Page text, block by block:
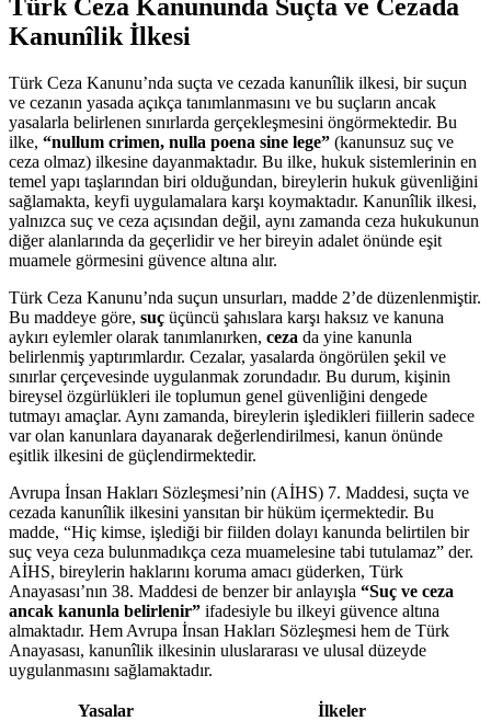
Türk​ Ceza Kanununda Suçta ve Cezada
Kanunîlik İlkesi
Türk Ceza Kanunu’nda suçta ve cezada kanunîlik ilkesi, bir ‌suçun
ve ⁣cezanın yasada açıkça​ tanımlanmasını ve bu suçların ancak
yasalarla belirlenen ⁢sınırlarda gerçekleşmesini öngörmektedir. Bu
ilke, “nullum ‍crimen, nulla​ poena⁢ sine​ lege” (kanunsuz suç⁢ ve
⁤ceza olmaz)⁤ ilkesine dayanmaktadır. Bu ilke, hukuk sistemlerinin ⁣en
⁤temel yapı taşlarından biri olduğundan, bireylerin hukuk güvenliğini
‌sağlamakta,⁢ keyfi uygulamalara karşı koymaktadır. Kanunîlik‌ ilkesi,
yalnızca suç ve ceza açısından değil, ⁤aynı zamanda ceza hukukunun
diğer alanlarında‌ da geçerlidir ve her bireyin ​adalet önünde eşit
‍muamele görmesini güvence altına alır.
Türk Ceza ‍Kanunu’nda suçun ⁢unsurları, madde 2’de ⁤düzenlenmiştir.
Bu maddeye göre, suç üçüncü şahıslara karşı haksız ve kanuna
aykırı eylemler olarak tanımlanırken, ceza da yine kanunla
⁣belirlenmiş yaptırımlardır. Cezalar, yasalarda öngörülen şekil ve
sınırlar çerçevesinde uygulanmak zorundadır. Bu durum, kişinin
⁤bireysel özgürlükleri⁢ ile toplumun genel güvenliğini dengede
tutmayı amaçlar. Aynı zamanda, bireylerin işledikleri fiillerin sadece
var olan kanunlara dayanarak değerlendirilmesi, kanun ‌önünde
eşitlik ilkesini de güçlendirmektedir.
Avrupa İnsan Hakları Sözleşmesi’nin (AİHS) 7. Maddesi, ⁢suçta ve
cezada kanunîlik ilkesini ‌yansıtan bir hüküm içermektedir. ⁢Bu
madde, “Hiç kimse, işlediği bir fiilden dolayı kanunda belirtilen bir
suç veya ceza⁤ bulunmadıkça ⁢ceza muamelesine tabi tutulamaz” der.
AİHS, bireylerin haklarını koruma amacı güderken, Türk
Anayasası’nın 38. Maddesi de benzer bir anlayışla “Suç ve ceza
ancak kanunla belirlenir” ifadesiyle⁤ bu ilkeyi ⁢güvence altına
almaktadır. Hem Avrupa İnsan Hakları Sözleşmesi hem de Türk
Anayasası, kanunîlik ilkesinin ‌uluslararası⁣ ve​ ulusal düzeyde
uygulanmasını sağlamaktadır.
Yasalar
İlkeler